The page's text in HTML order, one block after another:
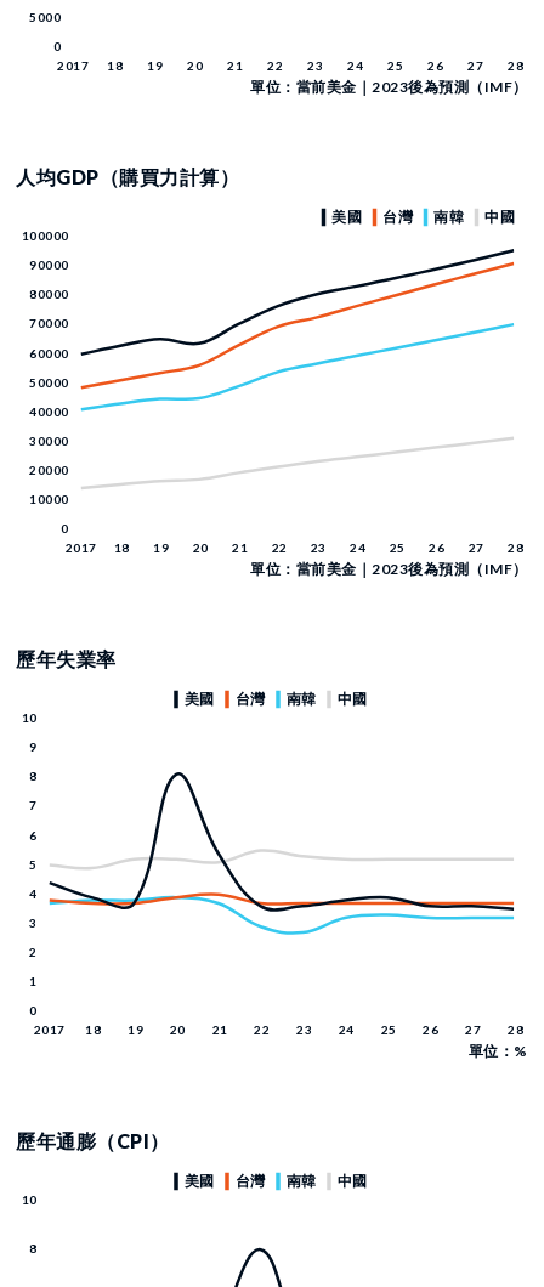
單位：當前美金｜2023後為預測（IMF）
人均GDP（購買力計算）
單位：當前美金｜2023後為預測（IMF）
歷年失業率
單位：%
歷年通膨（CPI）